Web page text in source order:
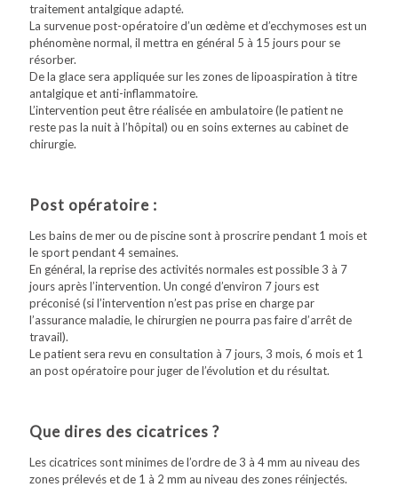
traitement antalgique adapté.
La survenue post-opératoire d’un œdème et d’ecchymoses est un
phénomène normal, il mettra en général 5 à 15 jours pour se
résorber.
De la glace sera appliquée sur les zones de lipoaspiration à titre
antalgique et anti-inflammatoire.
L’intervention peut être réalisée en ambulatoire (le patient ne
reste pas la nuit à l’hôpital) ou en soins externes au cabinet de
chirurgie.
Post opératoire :
Les bains de mer ou de piscine sont à proscrire pendant 1 mois et
le sport pendant 4 semaines.
En général, la reprise des activités normales est possible 3 à 7
jours après l’intervention. Un congé d’environ 7 jours est
préconisé (si l’intervention n’est pas prise en charge par
l’assurance maladie, le chirurgien ne pourra pas faire d’arrêt de
travail).
Le patient sera revu en consultation à 7 jours, 3 mois, 6 mois et 1
an post opératoire pour juger de l’évolution et du résultat.
Que dires des cicatrices ?
Les cicatrices sont minimes de l’ordre de 3 à 4 mm au niveau des
zones prélevés et de 1 à 2 mm au niveau des zones réinjectés.